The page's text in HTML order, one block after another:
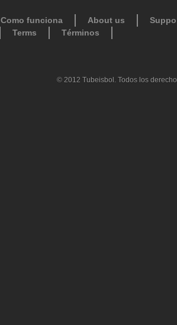
Como funciona
About us
Terms Términos
© 2012 Tubeisbol. Todos los